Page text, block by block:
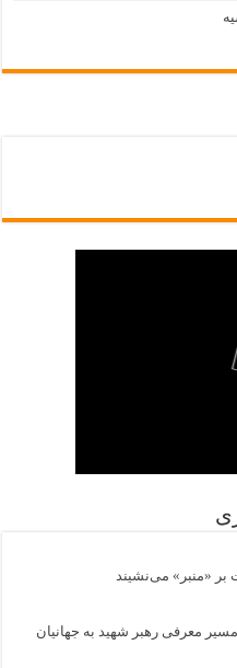
«منبر» می‌نشیند
معرفی رهبر شهید به جهانیان